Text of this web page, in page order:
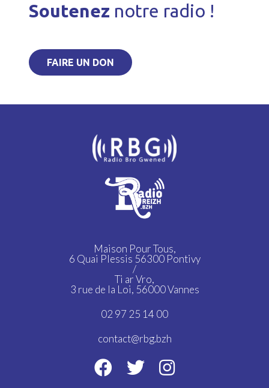
Soutenez notre radio !
FAIRE UN DON
Maison Pour Tous,
6 Quai Plessis 56300 Pontivy
/
Ti ar Vro,
3 rue de la Loi, 56000 Vannes
02 97 25 14 00
contact@rbg.bzh